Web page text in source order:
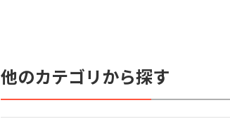
他のカテゴリから探す